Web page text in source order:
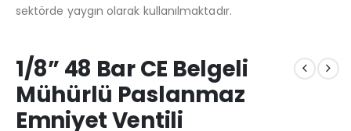
sektörde yaygın olarak kullanılmaktadır.
1/8” 48 Bar CE Belgeli
Mühürlü Paslanmaz
Emniyet Ventili